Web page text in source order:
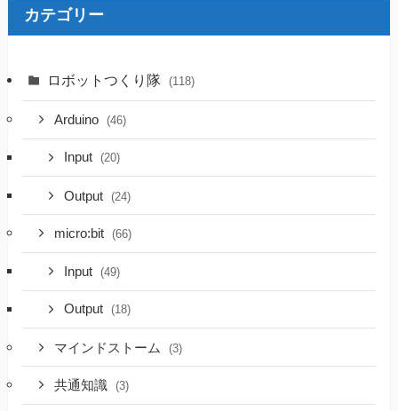
カテゴリー
ロボットつくり隊 (118)
Arduino (46)
Input (20)
Output (24)
micro:bit (66)
Input (49)
Output (18)
マインドストーム (3)
共通知識 (3)